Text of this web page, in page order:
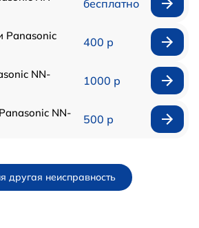
бесплатно
Panasonic
400 р
NN-
1000 р
NN-
500 р
другая неисправность